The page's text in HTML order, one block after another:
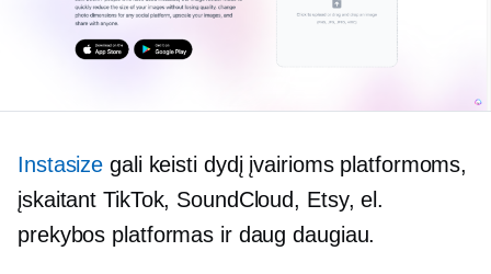
Instasize gali keisti dydį įvairioms platformoms,
įskaitant TikTok, SoundCloud, Etsy, el.
prekybos platformas ir daug daugiau.